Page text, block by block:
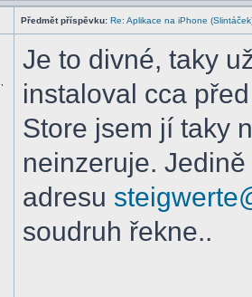
Předmět příspěvku: Re: Aplikace na iPhone
Je to divné, taky
instaloval cca
Store jsem jí taky
neinzeruje.
adresu
soudruh řekne..